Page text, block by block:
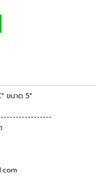
ขนาด 5"